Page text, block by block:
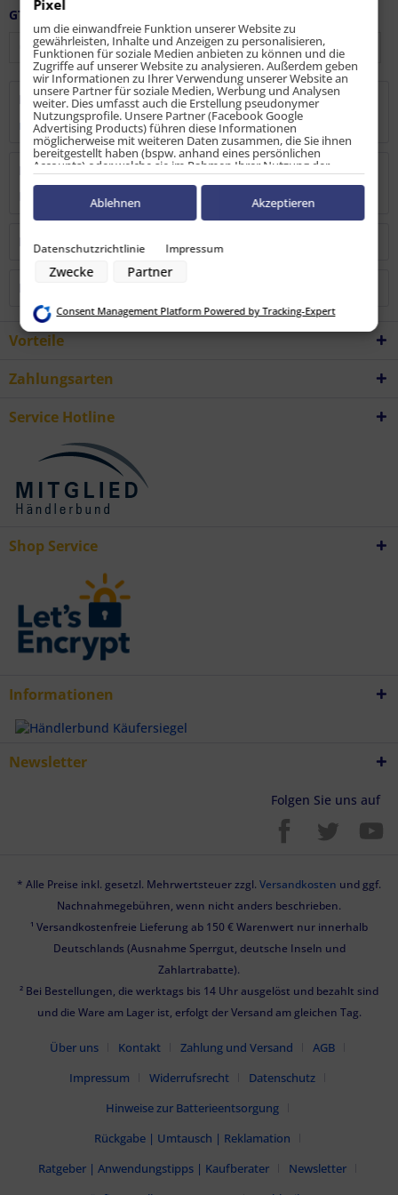
GTIN / EAN:
Beschreibung
mehr
Bewertungen
0
Bewertungen lesen, schreiben und diskutieren...
Kunden kauften auch
Vorteile
Zahlungsarten
Service Hotline
Shop Service
Informationen
Newsletter
Folgen Sie uns auf
* Alle Preise inkl. gesetzl. Mehrwertsteuer zzgl. Versandkosten und ggf.
Nachnahmegebühren, wenn nicht anders beschrieben.
¹ Versandkostenfreie Lieferung ab 150 € Warenwert nur innerhalb
Deutschlands (Ausnahme Sperrgut, deutsche Inseln und
Zahlartrabatte).
² Bei Bestellungen, die werktags bis 14 Uhr ausgelöst und bezahlt sind
und die Ware am Lager ist, erfolgt der Versand am gleichen Tag.
Über uns Kontakt Zahlung und Versand
AGB
Impressum
Widerrufsrecht
Datenschutz
Hinweise zur Batterieentsorgung
Rückgabe | Umtausch | Reklamation
Ratgeber | Anwendungstipps | Kaufberater
Newsletter
Pixel
um die einwandfreie Funktion unserer Website zu
gewährleisten, Inhalte und Anzeigen zu personalisieren,
Funktionen für soziale Medien anbieten zu können und die
Zugriffe auf unserer Website zu analysieren. Außerdem geben
wir Informationen zu Ihrer Verwendung unserer Website an
unsere Partner für soziale Medien, Werbung und Analysen
weiter. Dies umfasst auch die Erstellung pseudonymer
Nutzungsprofile. Unsere Partner (Facebook Google
Advertising Products) führen diese Informationen
möglicherweise mit weiteren Daten zusammen, die Sie ihnen
bereitgestellt haben (bspw. anhand eines persönlichen
Accounts) oder welche sie im Rahmen Ihrer Nutzung der
Dienste gesammelt haben (bspw. Nutzungsdaten anderer
Geräte). Ihre Einwilligung zur Nutzung von Cookies und Pixeln
können Sie jederzeit widerrufen, indem Sie auf den
Datenschutz-Button links unten klicken und dort die
Zwecke der Datenverarbeitung durch unsere Partner:
Speichern von oder Zugriff auf Informationen auf einem Endgerät
Verwendung von Profilen zur Auswahl personalisierter Werbung
Verwendung von Profilen zur Auswahl personalisierter Inhalte
Analyse von Zielgruppen durch Statistiken oder Kombinationen von
Verwendung reduzierter Daten zur Auswahl von Inhalten
Verwendung genauer Standortdaten
Endgeräteeigenschaften zur Identifikation aktiv abfragen
Datenschutzrichtlinie Impressum
Zwecke Partner
Ablehnen Akzeptieren
Consent Management Platform Powered by Tracking-Expert